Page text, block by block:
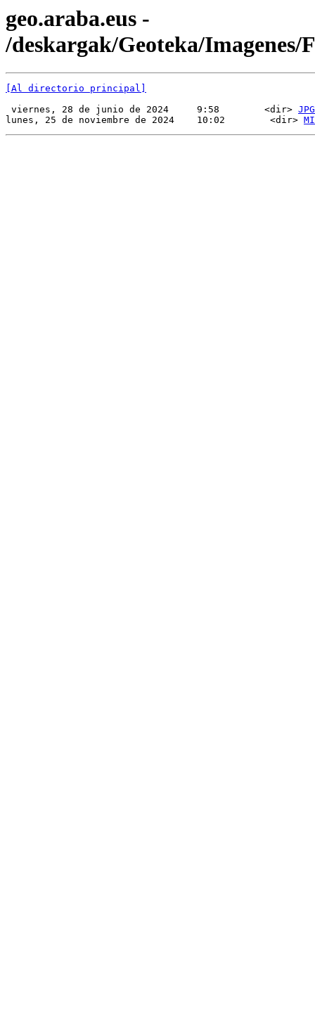
geo.araba.eus -
/deskargak/Geoteka/Imagenes/
[Al directorio principal]
viernes, 28 de junio de 2024     9:58        <dir> JPG
lunes, 25 de noviembre de 2024    10:02        <dir>